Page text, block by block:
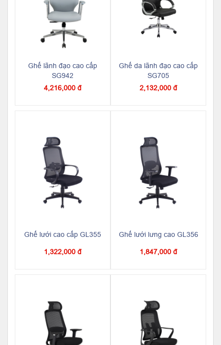
Ghế lãnh đạo cao cấp
SG942
4,216,000 đ
Ghế da lãnh đạo cao cấp
SG705
2,132,000 đ
Ghế lưới cao cấp GL355
1,322,000 đ
Ghế lưới lưng cao GL356
1,847,000 đ